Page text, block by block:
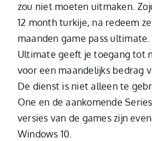
zou niet moeten uitmaken.
12 month turkije, na redeem
maanden game pass ultimate.
Ultimate geeft je toegang tot
voor een maandelijks bedrag
De dienst is niet alleen te
One en de aankomende
versies van de games zijn
Windows 10.